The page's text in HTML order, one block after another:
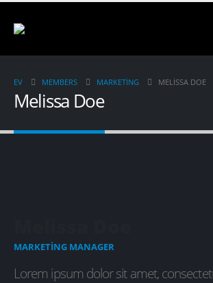
EV MEMBERS MARKETING MELISSA DOE
Melissa Doe
MARKETING MANAGER
Lorem ipsum dolor sit amet,